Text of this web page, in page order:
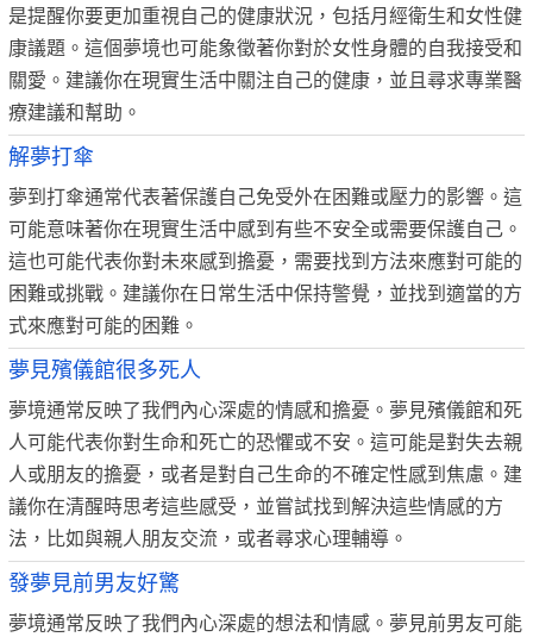
是提醒你要更加重視自己的健康狀況，包括月經衛生和女性健
康議題。這個夢境也可能象徵著你對於女性身體的自我接受和
關愛。建議你在現實生活中關注自己的健康，並且尋求專業醫
療建議和幫助。
解夢打傘
夢到打傘通常代表著保護自己免受外在困難或壓力的影響。這
可能意味著你在現實生活中感到有些不安全或需要保護自己。
這也可能代表你對未來感到擔憂，需要找到方法來應對可能的
困難或挑戰。建議你在日常生活中保持警覺，並找到適當的方
式來應對可能的困難。
夢見殯儀館很多死人
夢境通常反映了我們內心深處的情感和擔憂。夢見殯儀館和死
人可能代表你對生命和死亡的恐懼或不安。這可能是對失去親
人或朋友的擔憂，或者是對自己生命的不確定性感到焦慮。建
議你在清醒時思考這些感受，並嘗試找到解決這些情感的方
法，比如與親人朋友交流，或者尋求心理輔導。
發夢見前男友好驚
夢境通常反映了我們內心深處的想法和情感。夢見前男友可能